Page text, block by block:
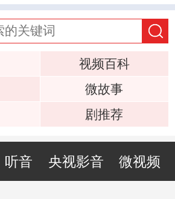
视频百科
微故事
剧推荐
听音 央视影音 微视频